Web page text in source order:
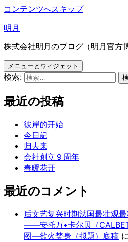
コンテンツへスキップ
明月
株式会社明月のブログ（明月官方博
メニューとウィジェット
検索:
最近の投稿
彼岸的开始
今日記
归去来
会社創立９周年
春暖花开
最近のコメント
后文艺复兴时期法国最壮观
——安托万•卡尔贝（
图—欲火焚身（拟题）底稿 に